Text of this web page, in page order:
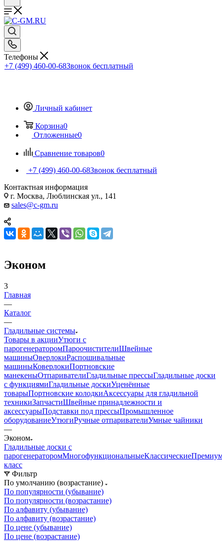
Телефоны
+7 (499) 460-00-68Звонок бесплатный
Личный кабинет
Корзина0
Отложенные0
Сравнение товаров0
+7 (499) 460-00-68Звонок бесплатный
Контактная информация
г. Москва, Люблинская ул., 141
sales@c-gm.ru
Эконом
3
Главная
—
Каталог
—
Гладильные системы
Товары в акцииУтюги с
парогенераторомПароочистителиШвейные
машиныОверлокиРаспошивальные
машиныКоверлокиПортновские
манекеныОтпаривателиГладильные прессыГладильные доски
с функциямиГладильные доскиУценённые
товарыПортновские колодкиАксессуары для гладильной
техникиЗапчастиШвейные принадлежности и
аксессуарыПодставки под прессыПромышленное
оборудованиеУтюгиРучные отпаривателиУмные чайники
—
Эконом
Гладильные доски с
парогенераторомМногофункциональныеКлассические
класс
Фильтр
По умолчанию (возрастание)
По популярности (убывание)
По популярности (возрастание)
По алфавиту (убывание)
По алфавиту (возрастание)
По цене (убывание)
По цене (возрастание)